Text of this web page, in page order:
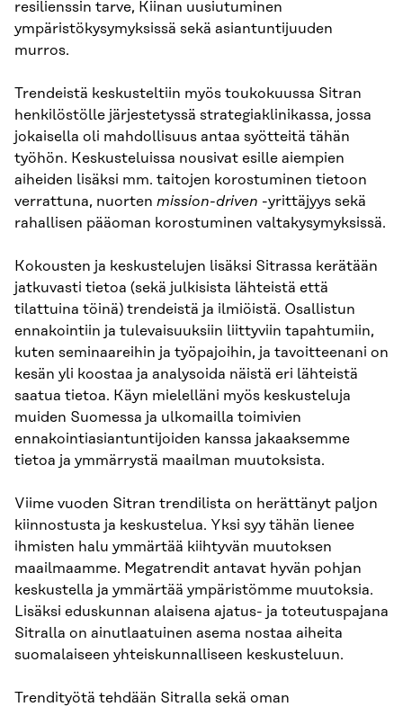
resilienssin tarve, Kiinan uusiutuminen
ympäristökysymyksissä sekä asiantuntijuuden
murros.
Trendeistä keskusteltiin myös toukokuussa Sitran
henkilöstölle järjestetyssä strategiaklinikassa, jossa
jokaisella oli mahdollisuus antaa syötteitä tähän
työhön. Keskusteluissa nousivat esille aiempien
aiheiden lisäksi mm. taitojen korostuminen tietoon
verrattuna, nuorten mission-driven -yrittäjyys sekä
rahallisen pääoman korostuminen valtakysymyksissä.
Kokousten ja keskustelujen lisäksi Sitrassa kerätään
jatkuvasti tietoa (sekä julkisista lähteistä että
tilattuina töinä) trendeistä ja ilmiöistä. Osallistun
ennakointiin ja tulevaisuuksiin liittyviin tapahtumiin,
kuten seminaareihin ja työpajoihin, ja tavoitteenani on
kesän yli koostaa ja analysoida näistä eri lähteistä
saatua tietoa. Käyn mielelläni myös keskusteluja
muiden Suomessa ja ulkomailla toimivien
ennakointiasiantuntijoiden kanssa jakaaksemme
tietoa ja ymmärrystä maailman muutoksista.
Viime vuoden Sitran trendilista on herättänyt paljon
kiinnostusta ja keskustelua. Yksi syy tähän lienee
ihmisten halu ymmärtää kiihtyvän muutoksen
maailmaamme. Megatrendit antavat hyvän pohjan
keskustella ja ymmärtää ympäristömme muutoksia.
Lisäksi eduskunnan alaisena ajatus- ja toteutuspajana
Sitralla on ainutlaatuinen asema nostaa aiheita
suomalaiseen yhteiskunnalliseen keskusteluun.
Trendityötä tehdään Sitralla sekä oman